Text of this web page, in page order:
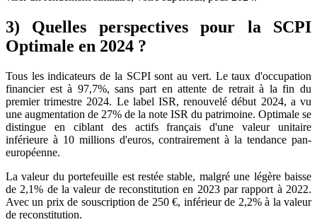
3) Quelles perspectives pour la SCPI
Optimale en 2024 ?
Tous les indicateurs de la SCPI sont au vert. Le taux d'occupation
financier est à 97,7%, sans part en attente de retrait à la fin du
premier trimestre 2024. Le label ISR, renouvelé début 2024, a vu
une augmentation de 27% de la note ISR du patrimoine. Optimale se
distingue en ciblant des actifs français d'une valeur unitaire
inférieure à 10 millions d'euros, contrairement à la tendance pan-
européenne.
La valeur du portefeuille est restée stable, malgré une légère baisse
de 2,1% de la valeur de reconstitution en 2023 par rapport à 2022.
Avec un prix de souscription de 250 €, inférieur de 2,2% à la valeur
de reconstitution.